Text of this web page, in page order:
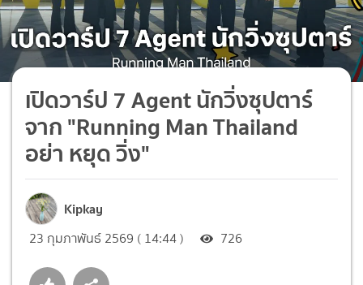
เปิดวาร์ป 7 Agent นักวิ่งซุปตาร์
จาก "Running Man Thailand
อย่า หยุด วิ่ง"
Kipkay
23 กุมภาพันธ์ 2569 ( 14:44 ) 726